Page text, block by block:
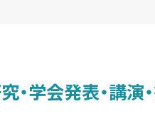
究・学会発表・講演